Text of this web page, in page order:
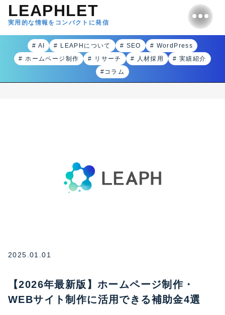
LEAPHLET
実用的な情報をコンパクトに発信
# AI # LEAPHについて # SEO
# WordPress
# ホームページ制作
# リサーチ # 人材採用
# 実績紹介
#コラム
2025.01.01
【2026年最新版】ホームページ制作・
WEBサイト制作に活用できる補助金4選